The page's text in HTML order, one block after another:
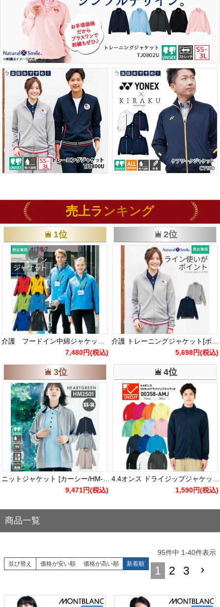
売上ランキング
1位
介護 フードイン中綿ジャケット・軽防寒・男女兼用(アイトス/AZ-10304)
7,480円(税込)
2位
介護 トレーニングジャケット[ボンマックス/TJ0800U]吸汗速乾/男女兼用
5,698円(税込)
3位
ニットジャケット [カーシー/HM-2501] SS-3L
9,471円(税込)
4位
4.4オンス ドライジップジャケット 男女兼用 [トムス/000358-AMJ]（SS-L）
1,590円(税込)
商品一覧
並び替え 価格が安い順 価格が高い順 新着順
95件中 1-40件表示
1 2 3